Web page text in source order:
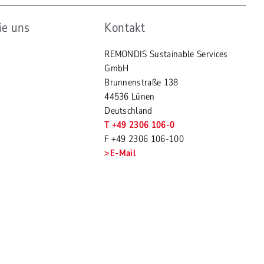
uns Kontakt
REMONDIS Sustainable Services
GmbH
Brunnenstraße 138
44536 Lünen
Deutschland
T +49 2306 106-0
F +49 2306 106-100
E-Mail